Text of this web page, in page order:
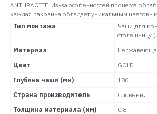
ANTHRACITE. Из-за особенностей процесса
каждая раковина обладает уникальным
Тип монтажа
Чаши для
столешницу
Материал
Цвет
GOLD
Глубина чаши (мм)
180
Страна производитель
Словения
Толщина материала (мм)
0.8